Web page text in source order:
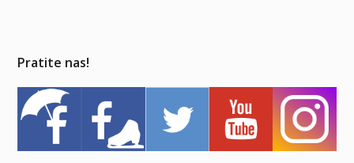
Pratite nas!